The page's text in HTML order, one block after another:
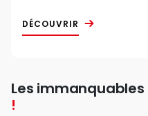
DÉCOUVRIR
Les immanquables
!